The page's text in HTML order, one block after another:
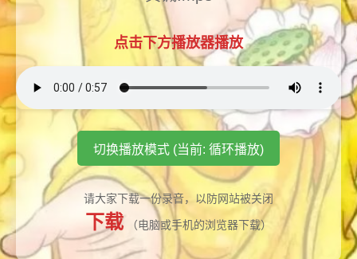
点击下方播放器播放
切换播放模式 (当前: 循环播放)
请大家下载一份录音，以防网站被关闭
下载 （电脑或手机的浏览器下载）